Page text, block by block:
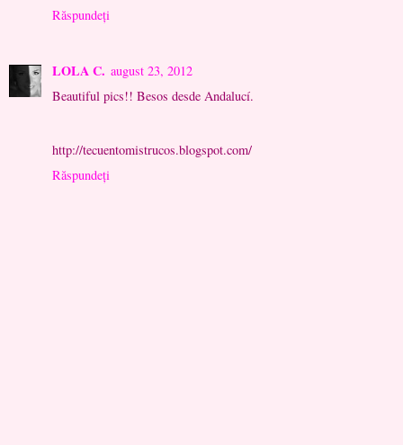
Răspundeți
LOLA C. august 23, 2012
Beautiful pics!! Besos desde Andalucí.
http://tecuentomistrucos.blogspot.com/
Răspundeți